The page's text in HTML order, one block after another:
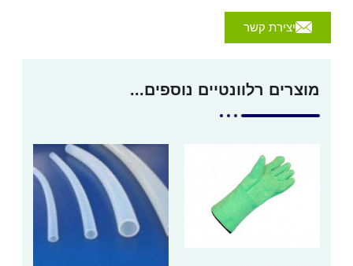
יצירת קשר
מוצרים רלוונטיים נוספים...